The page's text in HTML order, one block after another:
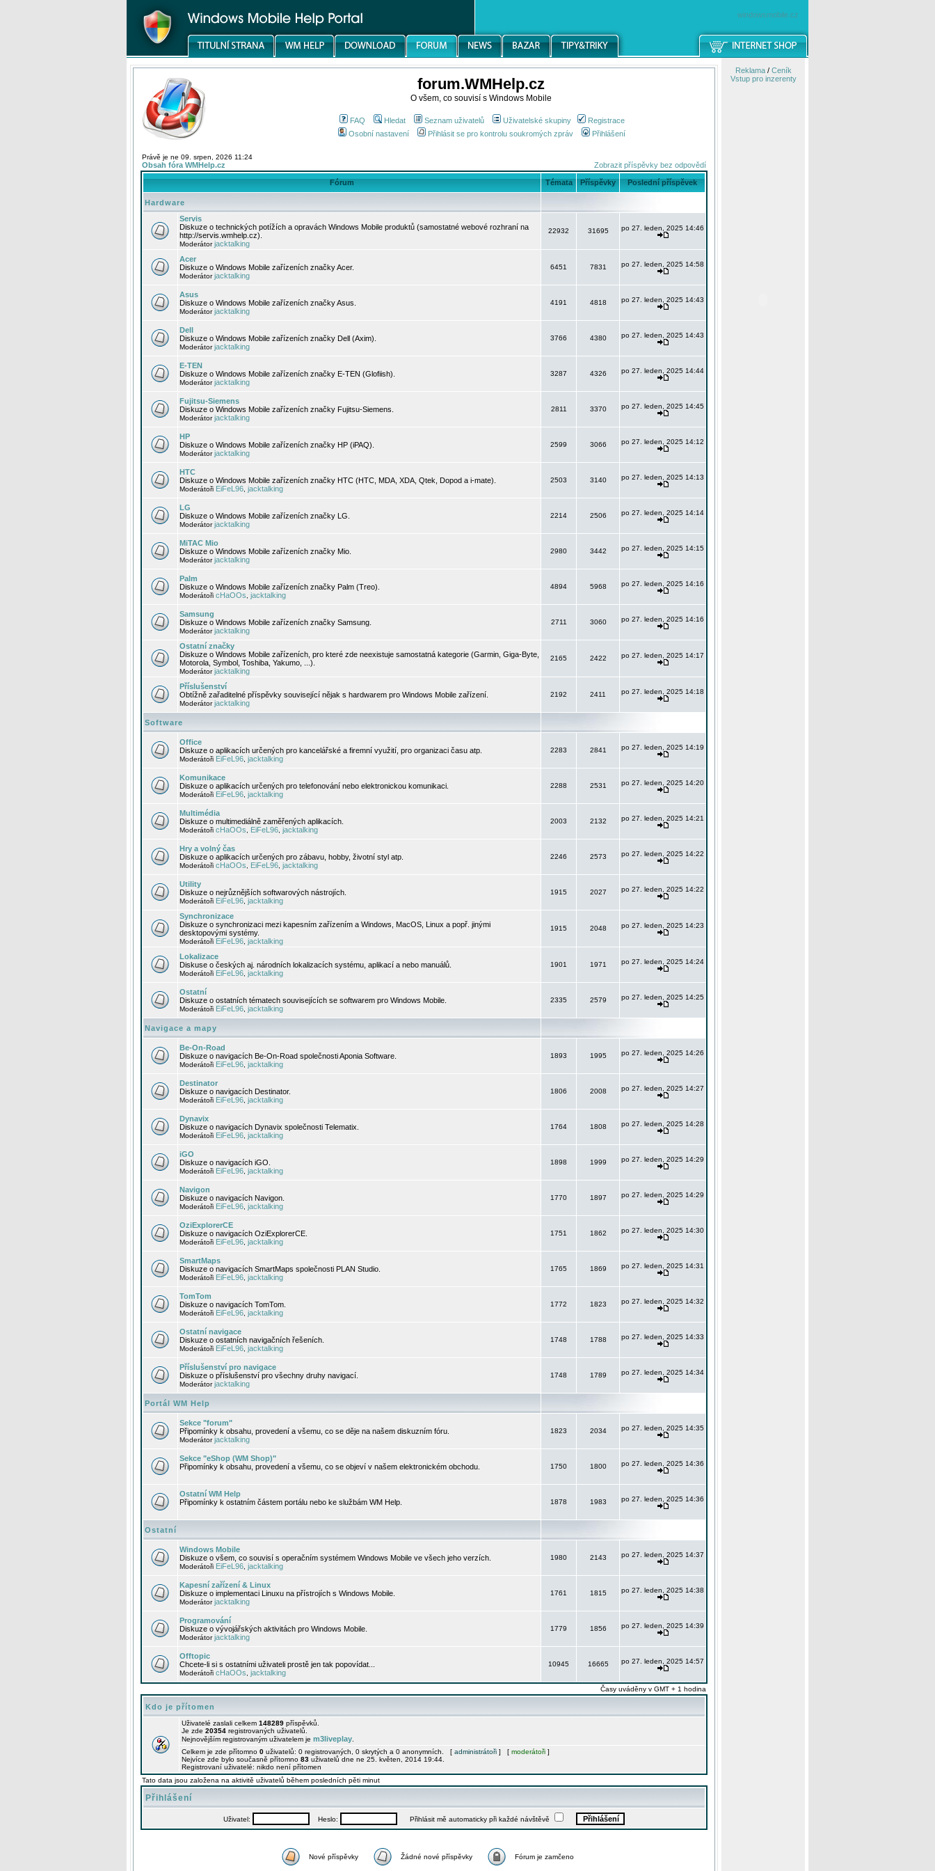
windowsmobile.cz
forum.WMHelp.cz
O všem, co souvisí s Windows Mobile
FAQ Hledat Seznam uživatelů Uživatelské skupiny
Registrace
Osobní nastavení
Přihlásit se pro kontrolu soukromých zpráv Přihlášení
Právě je ne 09. srpen, 2026 11:24
Obsah fóra WMHelp.cz Zobrazit příspěvky bez odpovědí
Fórum Témata Příspěvky Poslední příspěvek
Hardware
Servis
Diskuze o technických potížích a opravách Windows Mobile produktů (samostatné webové rozhraní na
http://servis.wmhelp.cz).
Moderátorjacktalking
22932 31695 po 27. leden, 2025 14:46
Acer
Diskuze o Windows Mobile zařízeních značky Acer.
Moderátorjacktalking
6451 7831 po 27. leden, 2025 14:58
Asus
Diskuze o Windows Mobile zařízeních značky Asus.
Moderátorjacktalking
4191 4818 po 27. leden, 2025 14:43
Dell
Diskuze o Windows Mobile zařízeních značky Dell (Axim).
Moderátorjacktalking
3766 4380 po 27. leden, 2025 14:43
E-TEN
Diskuze o Windows Mobile zařízeních značky E-TEN (Glofiish).
Moderátorjacktalking
3287 4326 po 27. leden, 2025 14:44
Fujitsu-Siemens
Diskuze o Windows Mobile zařízeních značky Fujitsu-Siemens.
Moderátorjacktalking
2811 3370 po 27. leden, 2025 14:45
HP
Diskuze o Windows Mobile zařízeních značky HP (iPAQ).
Moderátorjacktalking
2599 3066 po 27. leden, 2025 14:12
HTC
Diskuze o Windows Mobile zařízeních značky HTC (HTC, MDA, XDA, Qtek, Dopod a i-mate).
Moderátoři EiFeL96 jacktalking
2503 3140 po 27. leden, 2025 14:13
LG
Diskuze o Windows Mobile zařízeních značky LG.
Moderátorjacktalking
2214 2506 po 27. leden, 2025 14:14
MiTAC Mio
Diskuze o Windows Mobile zařízeních značky Mio.
Moderátorjacktalking
2980 3442 po 27. leden, 2025 14:15
Palm
Diskuze o Windows Mobile zařízeních značky Palm (Treo).
Moderátoři cHaOOs jacktalking
4894 5968 po 27. leden, 2025 14:16
Samsung
Diskuze o Windows Mobile zařízeních značky Samsung.
Moderátorjacktalking
2711 3060 po 27. leden, 2025 14:16
Ostatní značky
Diskuze o Windows Mobile zařízeních, pro které zde neexistuje samostatná kategorie (Garmin, Giga-Byte,
Motorola, Symbol, Toshiba, Yakumo, ...).
Moderátorjacktalking
2165 2422 po 27. leden, 2025 14:17
Příslušenství
Obtížně zařaditelné příspěvky související nějak s hardwarem pro Windows Mobile zařízení.
Moderátorjacktalking
2192 2411 po 27. leden, 2025 14:18
Software
Office
Diskuze o aplikacích určených pro kancelářské a firemní využití, pro organizaci času atp.
Moderátoři EiFeL96 jacktalking
2283 2841 po 27. leden, 2025 14:19
Komunikace
Diskuze o aplikacích určených pro telefonování nebo elektronickou komunikaci.
Moderátoři EiFeL96 jacktalking
2288 2531 po 27. leden, 2025 14:20
Multimédia
Diskuze o multimediálně zaměřených aplikacích.
Moderátoři cHaOOs EiFeL96 jacktalking
2003 2132 po 27. leden, 2025 14:21
Hry a volný čas
Diskuze o aplikacích určených pro zábavu, hobby, životní styl atp.
Moderátoři cHaOOs EiFeL96 jacktalking
2246 2573 po 27. leden, 2025 14:22
Utility
Diskuze o nejrůznějších softwarových nástrojích.
Moderátoři EiFeL96 jacktalking
1915 2027 po 27. leden, 2025 14:22
Synchronizace
Diskuze o synchronizaci mezi kapesním zařízením a Windows, MacOS, Linux a popř. jinými
desktopovými systémy.
Moderátoři EiFeL96 jacktalking
1915 2048 po 27. leden, 2025 14:23
Lokalizace
Diskuse o českých aj. národních lokalizacích systému, aplikací a nebo manuálů.
Moderátoři EiFeL96 jacktalking
1901 1971 po 27. leden, 2025 14:24
Ostatní
Diskuze o ostatních tématech souvisejících se softwarem pro Windows Mobile.
Moderátoři EiFeL96 jacktalking
2335 2579 po 27. leden, 2025 14:25
Navigace a mapy
Be-On-Road
Diskuze o navigacích Be-On-Road společnosti Aponia Software.
Moderátoři EiFeL96 jacktalking
1893 1995 po 27. leden, 2025 14:26
Destinator
Diskuze o navigacích Destinator.
Moderátoři EiFeL96 jacktalking
1806 2008 po 27. leden, 2025 14:27
Dynavix
Diskuze o navigacích Dynavix společnosti Telematix.
Moderátoři EiFeL96 jacktalking
1764 1808 po 27. leden, 2025 14:28
iGO
Diskuze o navigacích iGO.
Moderátoři EiFeL96 jacktalking
1898 1999 po 27. leden, 2025 14:29
Navigon
Diskuze o navigacích Navigon.
Moderátoři EiFeL96 jacktalking
1770 1897 po 27. leden, 2025 14:29
OziExplorerCE
Diskuze o navigacích OziExplorerCE.
Moderátoři EiFeL96 jacktalking
1751 1862 po 27. leden, 2025 14:30
SmartMaps
Diskuze o navigacích SmartMaps společnosti PLAN Studio.
Moderátoři EiFeL96 jacktalking
1765 1869 po 27. leden, 2025 14:31
TomTom
Diskuze o navigacích TomTom.
Moderátoři EiFeL96 jacktalking
1772 1823 po 27. leden, 2025 14:32
Ostatní navigace
Diskuze o ostatních navigačních řešeních.
Moderátoři EiFeL96 jacktalking
1748 1788 po 27. leden, 2025 14:33
Příslušenství pro navigace
Diskuze o příslušenství pro všechny druhy navigací.
Moderátorjacktalking
1748 1789 po 27. leden, 2025 14:34
Portál WM Help
Sekce "forum"
Připomínky k obsahu, provedení a všemu, co se děje na našem diskuzním fóru.
Moderátorjacktalking
1823 2034 po 27. leden, 2025 14:35
Sekce "eShop (WM Shop)"
Připomínky k obsahu, provedení a všemu, co se objeví v našem elektronickém obchodu.
1750 1800 po 27. leden, 2025 14:36
Ostatní WM Help
Připomínky k ostatním částem portálu nebo ke službám WM Help.
1878 1983 po 27. leden, 2025 14:36
Ostatní
Windows Mobile
Diskuze o všem, co souvisí s operačním systémem Windows Mobile ve všech jeho verzích.
Moderátoři EiFeL96 jacktalking
1980 2143 po 27. leden, 2025 14:37
Kapesní zařízení & Linux
Diskuze o implementaci Linuxu na přístrojích s Windows Mobile.
Moderátorjacktalking
1761 1815 po 27. leden, 2025 14:38
Programování
Diskuze o vývojářských aktivitách pro Windows Mobile.
Moderátorjacktalking
1779 1856 po 27. leden, 2025 14:39
Offtopic
Chcete-li si s ostatními uživateli prostě jen tak popovídat...
Moderátoři cHaOOs jacktalking
10945 16665 po 27. leden, 2025 14:57
Časy uváděny v GMT + 1 hodina
Kdo je přítomen
Uživatelé zaslali celkem 148289 příspěvků.
Je zde 20354 registrovaných uživatelů.
Nejnovějším registrovaným uživatelem je m3liveplay
Celkem je zde přítomno 0 uživatelů: 0 registrovaných, 0 skrytých a 0 anonymních. [ administrátoři ] [ moderátoři ]
Nejvíce zde bylo současně přítomno 83 uživatelů dne ne 25. květen, 2014 19:44.
Registrovaní uživatelé: nikdo není přítomen
Tato data jsou založena na aktivitě uživatelů během posledních pěti minut
Přihlášení
Uživatel: Heslo: Přihlásit mě automaticky při každé návštěvě
Nové příspěvky Žádné nové příspěvky Fórum je zamčeno
Reklama/ Ceník
Vstup pro inzerenty